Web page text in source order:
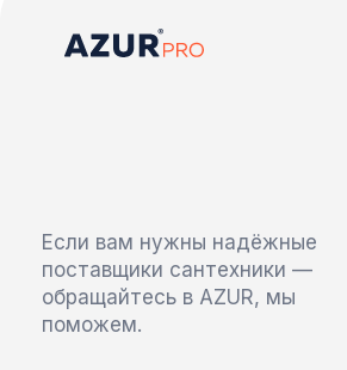
Если вам нужны надёжные
поставщики сантехники —
обращайтесь в AZUR, мы
поможем.